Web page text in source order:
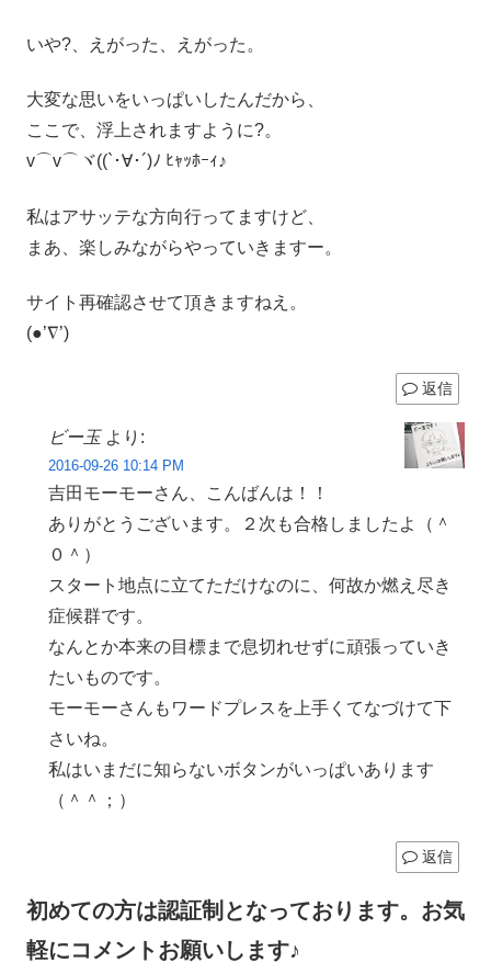
いや?、えがった、えがった。
大変な思いをいっぱいしたんだから、
ここで、浮上されますように?。
v⌒v⌒ヾ((`･∀･´)ﾉ ﾋｬｯﾎｰｨ♪
私はアサッテな方向行ってますけど、
まあ、楽しみながらやっていきますー。
サイト再確認させて頂きますねえ。
(●’∇’)
返信
ビー玉 より:
2016-09-26 10:14 PM
吉田モーモーさん、こんばんは！！
ありがとうございます。２次も合格しましたよ（＾
０＾）
スタート地点に立てただけなのに、何故か燃え尽き
症候群です。
なんとか本来の目標まで息切れせずに頑張っていき
たいものです。
モーモーさんもワードプレスを上手くてなづけて下
さいね。
私はいまだに知らないボタンがいっぱいあります
（＾＾；）
返信
初めての方は認証制となっております。お気
軽にコメントお願いします♪